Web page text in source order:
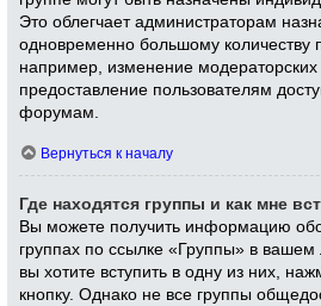
Это облегчает администраторам
одновременно большому количеству
например, изменение модераторских
предоставление пользователям
форумам.
Вернуться к началу
Где находятся группы и как мне
Вы можете получить информацию
группах по ссылке «Группы» в
вы хотите вступить в одну из них,
кнопку. Однако не все группы